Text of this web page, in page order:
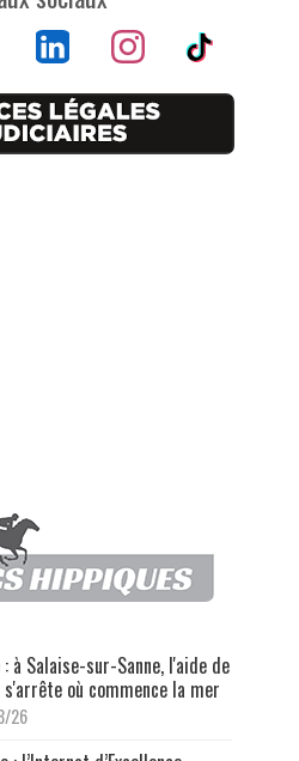
à Salaise-sur-Sanne, l'aide de
où commence la mer
26